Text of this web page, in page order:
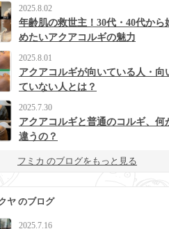
2025.8.02
年齢肌の救世主！30代・40代から
めたいアクアコルギの魅力
2025.8.01
アクアコルギが向いている人・向
ていない人とは？
2025.7.30
アクアコルギと普通のコルギ、何
違うの？
フミカ のブログをもっと見る
ヤ のブログ
2025.7.16